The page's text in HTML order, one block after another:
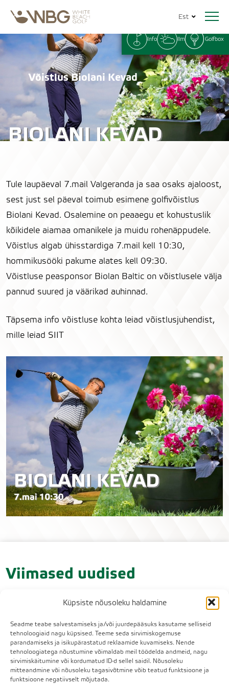
Küpsiste nõusoleku haldamine
Seadme teabe salvestamiseks ja/või juurdepääsuks kasutame selliseid
tehnoloogiaid nagu küpsised. Teeme seda sirvimiskogemuse
parandamiseks ja isikupärastatud reklaamide kuvamiseks. Nende
tehnoloogiatega nõustumine võimaldab meil töödelda andmeid, nagu
sirvimiskäitumine või kordumatud ID-d sellel saidil. Nõusoleku
mitteandmine või nõusoleku tagasivõtmine võib teatud funktsioone ja
funktsioone negatiivselt mõjutada.
Est
Võistlus Biolani Kevad
Tule laupäeval 7.mail Valgeranda ja saa osaks ajaloost,
sest just sel päeval toimub esimene golfivõistlus
Biolani Kevad. Osalemine on peaaegu et kohustuslik
kõikidele aiamaa omanikele ja muidu rohenäppudele.
Võistlus algab ühisstardiga 7.mail kell 10:30,
hommikusööki pakume alates kell 09:30.
Võistluse peasponsor Biolan Baltic on võistlusele välja
pannud suured ja väärikad auhinnad.
Täpsema info võistluse kohta leiad võistlusjuhendist,
mille leiad SIIT
Viimased uudised
Info Ilm Golfbox